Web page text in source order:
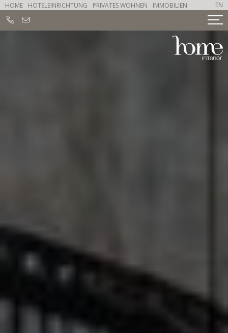
HOME HOTELEINRICHTUNG PRIVATES WOHNEN IMMOBILIEN EN